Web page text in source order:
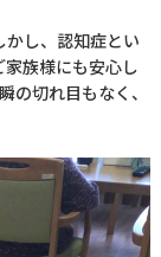
かし、認知症とい
族様にも安心し
の切れ目もなく、